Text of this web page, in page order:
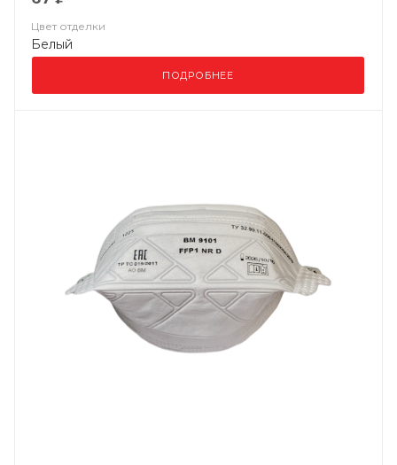
Цвет отделки
Белый
ПОДРОБНЕЕ